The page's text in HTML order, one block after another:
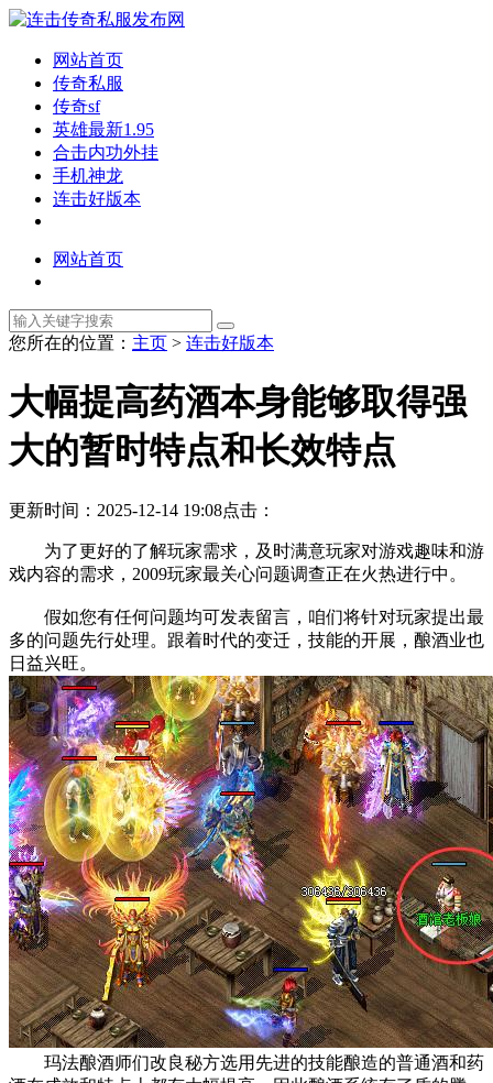
网站首页
传奇私服
传奇sf
英雄最新1.95
合击内功外挂
手机神龙
连击好版本
网站首页
您所在的位置： 主页 > 连击好版本
大幅提高药酒本身能够取得强
大的暂时特点和长效特点
更新时间：2025-12-14 19:08点击：
为了更好的了解玩家需求，及时满意玩家对游戏趣味和游
戏内容的需求，2009玩家最关心问题调查正在火热进行中。
假如您有任何问题均可发表留言，咱们将针对玩家提出最
多的问题先行处理。跟着时代的变迁，技能的开展，酿酒业也
日益兴旺。
玛法酿酒师们改良秘方选用先进的技能酿造的普通酒和药